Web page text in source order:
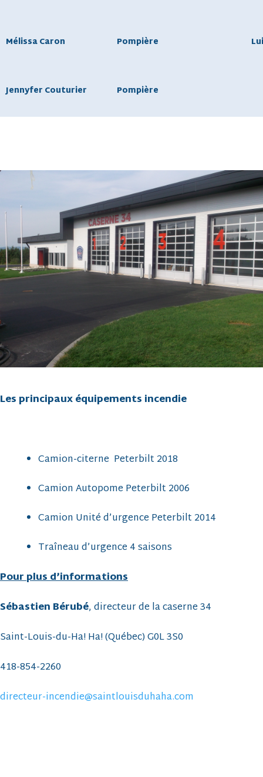
Mélissa Caron Pompière
Jennyfer Couturier Pompière
Les principaux équipements incendie
Camion-citerne Peterbilt 2018
Camion Autopome Peterbilt 2006
Camion Unité d’urgence Peterbilt 2014
Traîneau d’urgence 4 saisons
Pour plus d’informations
Sébastien Bérubé, directeur de la caserne 34
Saint-Louis-du-Ha! Ha! (Québec) G0L 3S0
418-854-2260
directeur-incendie@saintlouisduhaha.com